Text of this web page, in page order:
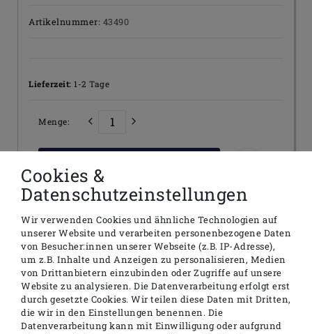
Artikelnummer: 43490
Lieferzeit: 1-2 Tage
Menge:
In den Warenkorb
Beschreibung
Technische Daten
Produktinformationen
Cookies &
Datenschutzeinstellungen
Wir verwenden Cookies und ähnliche Technologien auf
unserer Website und verarbeiten personenbezogene Daten
von Besucher:innen unserer Webseite (z.B. IP-Adresse),
um z.B. Inhalte und Anzeigen zu personalisieren, Medien
von Drittanbietern einzubinden oder Zugriffe auf unsere
Website zu analysieren. Die Datenverarbeitung erfolgt erst
durch gesetzte Cookies. Wir teilen diese Daten mit Dritten,
die wir in den Einstellungen benennen. Die
Datenverarbeitung kann mit Einwilligung oder aufgrund